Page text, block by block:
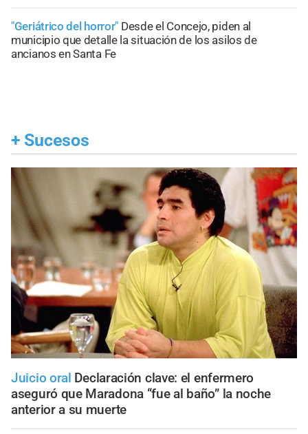
"Geriátrico del horror" Desde el Concejo, piden al
municipio que detalle la situación de los asilos de
ancianos en Santa Fe
+ Sucesos
Juicio oral Declaración clave: el enfermero
aseguró que Maradona “fue al baño” la noche
anterior a su muerte